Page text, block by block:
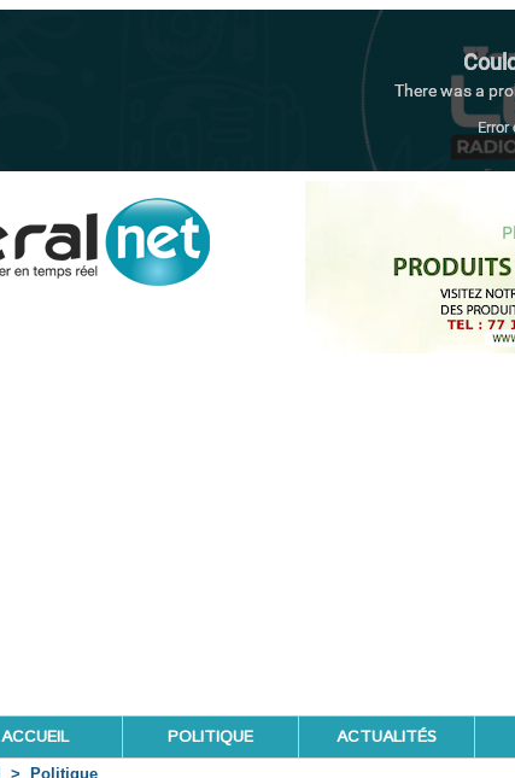
ACCUEIL POLITIQUE ACTUALITÉS
> Politique